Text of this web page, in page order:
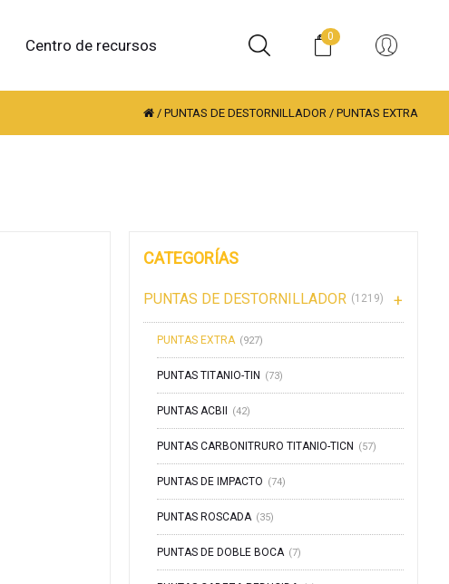
0
Centro de recursos
/PUNTAS DE DESTORNILLADOR /PUNTAS EXTRA
CATEGORÍAS
PUNTAS DE DESTORNILLADOR (1219)
PUNTAS EXTRA (927)
PUNTAS TITANIO-TIN (73)
PUNTAS ACBII (42)
PUNTAS CARBONITRURO TITANIO-TICN (57)
PUNTAS DE IMPACTO (74)
PUNTAS ROSCADA (35)
PUNTAS DE DOBLE BOCA (7)